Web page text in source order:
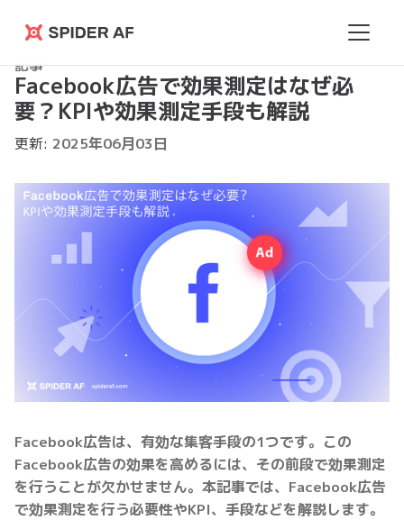
Spider
AF
記事
Facebook広告で効果測定はなぜ必
要？KPIや効果測定手段も解説
更新: 2025年06月03日
Facebook広告は、有効な集客手段の1つです。この
Facebook広告の効果を高めるには、その前段で効果測定
を行うことが欠かせません。本記事では、Facebook広告
で効果測定を行う必要性やKPI、手段などを解説します。